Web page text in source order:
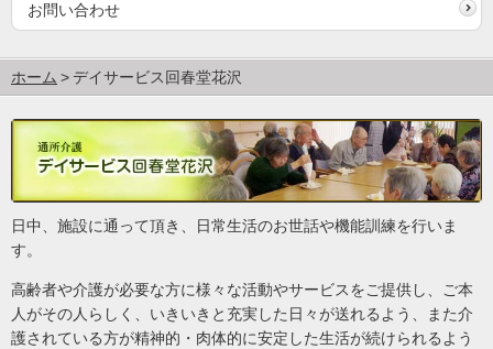
お問い合わせ
ホーム デイサービス回春堂花沢
日中、施設に通って頂き、日常生活のお世話や機能訓練を行いま
す。
高齢者や介護が必要な方に様々な活動やサービスをご提供し、ご本
人がその人らしく、いきいきと充実した日々が送れるよう、また介
護されている方が精神的・肉体的に安定した生活が続けられるよう